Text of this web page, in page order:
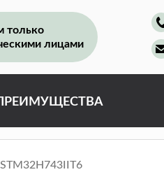
только
лицами